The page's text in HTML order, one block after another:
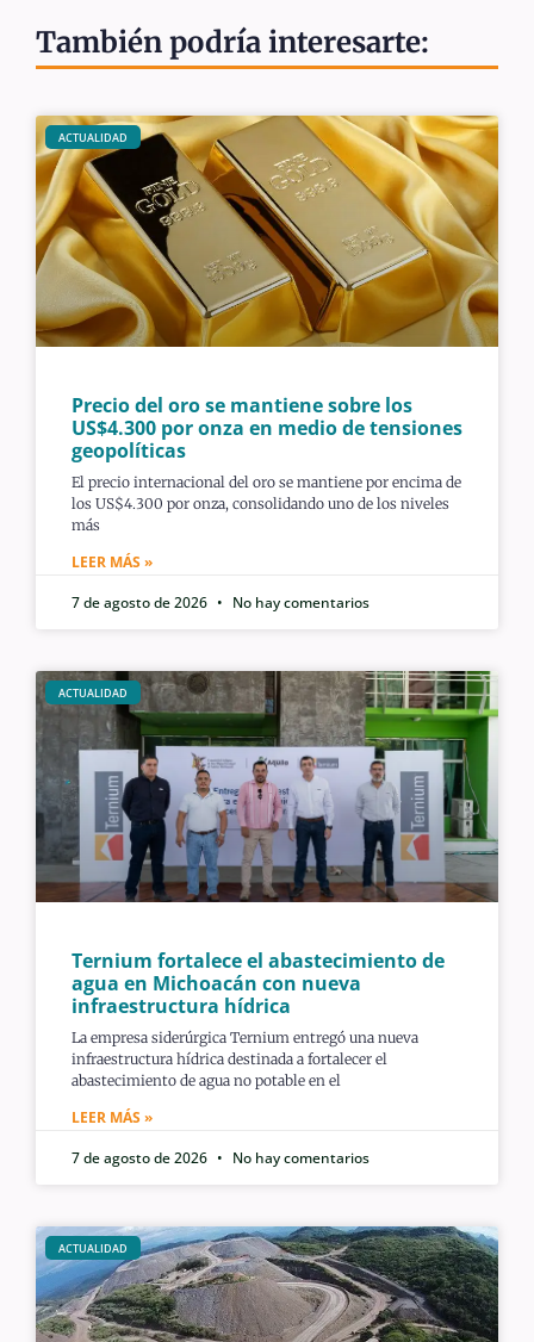
También podría interesarte:
ACTUALIDAD
Precio del oro se mantiene sobre los
US$4.300 por onza en medio de tensiones
geopolíticas
El precio internacional del oro se mantiene por encima de
los US$4.300 por onza, consolidando uno de los niveles
más
LEER MÁS »
7 de agosto de 2026
No hay comentarios
ACTUALIDAD
Ternium fortalece el abastecimiento de
agua en Michoacán con nueva
infraestructura hídrica
La empresa siderúrgica Ternium entregó una nueva
infraestructura hídrica destinada a fortalecer el
abastecimiento de agua no potable en el
LEER MÁS »
7 de agosto de 2026
No hay comentarios
ACTUALIDAD